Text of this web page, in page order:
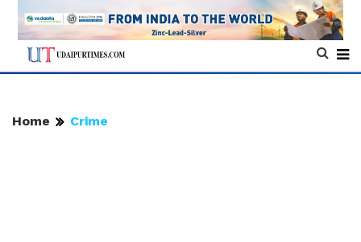
Home Crime